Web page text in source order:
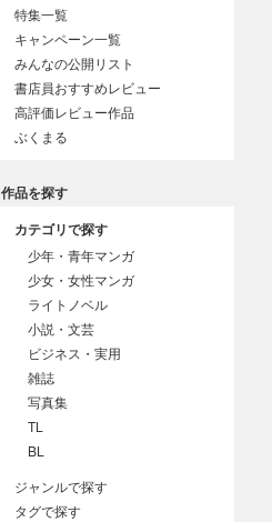
特集一覧
キャンペーン一覧
みんなの公開リスト
書店員おすすめレビュー
高評価レビュー作品
ぶくまる
作品を探す
カテゴリで探す
少年・青年マンガ
少女・女性マンガ
ライトノベル
小説・文芸
ビジネス・実用
雑誌
写真集
TL
BL
ジャンルで探す
タグで探す